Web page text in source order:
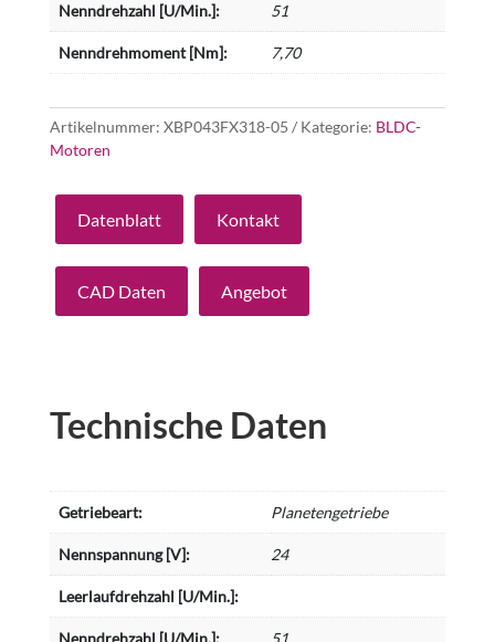
Nenndrehzahl [U/Min.]: 51
Nenndrehmoment [Nm]: 7,70
Artikelnummer: XBP043FX318-05 Kategorie: BLDC-
Motoren
Datenblatt Kontakt
CAD Daten Angebot
Technische Daten
Getriebeart: Planetengetriebe
Nennspannung [V]: 24
Leerlaufdrehzahl [U/Min.]:
Nenndrehzahl [U/Min.]: 51